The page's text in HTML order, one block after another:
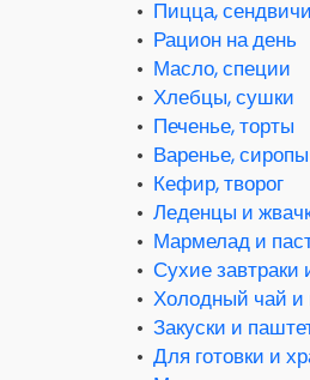
• Пицца, сендвичи
• Рацион на день
• Масло, специи
• Хлебцы, сушки
• Печенье, торты
• Варенье, сиропы
• Кефир, творог
• Леденцы и
• Мармелад и
• Сухие завтраки
• Холодный чай и
• Закуски и
• Для готовки и